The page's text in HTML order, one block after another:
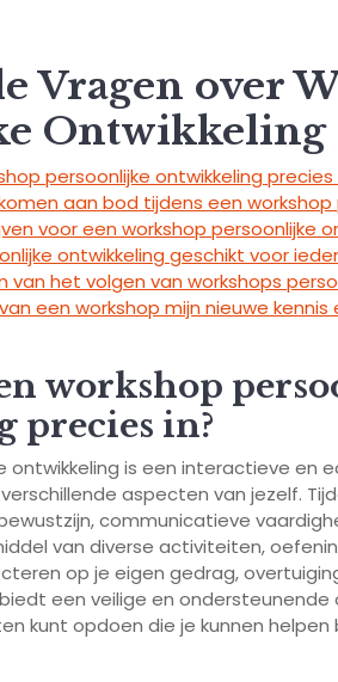
Vragen over
Ontwikkeling
persoonlijke ontwikkeling precies
aan bod tijdens een workshop
voor een workshop persoonlijke
ontwikkeling geschikt voor
van het volgen van workshops
een workshop mijn nieuwe
workshop
precies in?
ontwikkeling is een interactieve en
aspecten van jezelf.
communicatieve
van diverse activiteiten,
op je eigen gedrag,
een veilige en ondersteunende
kunt opdoen die je kunnen